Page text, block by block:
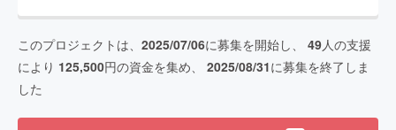
このプロジェクトは、 2025/07/06に募集を開始し、 49人の支援
により 125,500円の資金を集め、 2025/08/31に募集を終了しま
した